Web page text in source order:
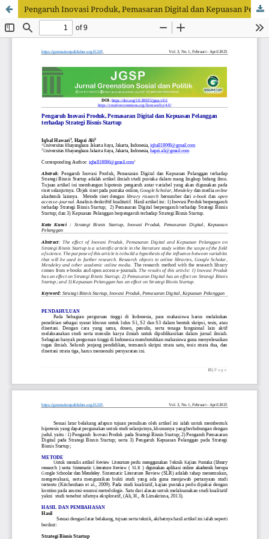
Pengaruh Inovasi Produk, Pemasaran Digital dan Kepuasan Pelanggan terhadap Strategi Bisnis Startup